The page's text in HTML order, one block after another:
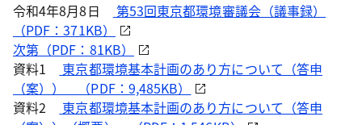
令和4年8月8日
第53回東京都環境審議会（議事録）
（PDF：371KB）
次第（PDF：81KB）
資料1
東京都環境基本計画のあり方について（答申
（案）） （PDF：9,485KB）
資料2
東京都環境基本計画のあり方について（答申